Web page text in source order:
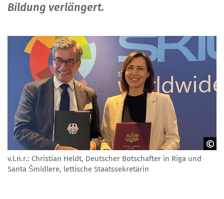
Bildung verlängert.
Deutsche Botschaft Riga
v.l.n.r.: Christian Heldt, Deutscher Botschafter in Riga und
Santa Šmīdlere, lettische Staatssekretärin